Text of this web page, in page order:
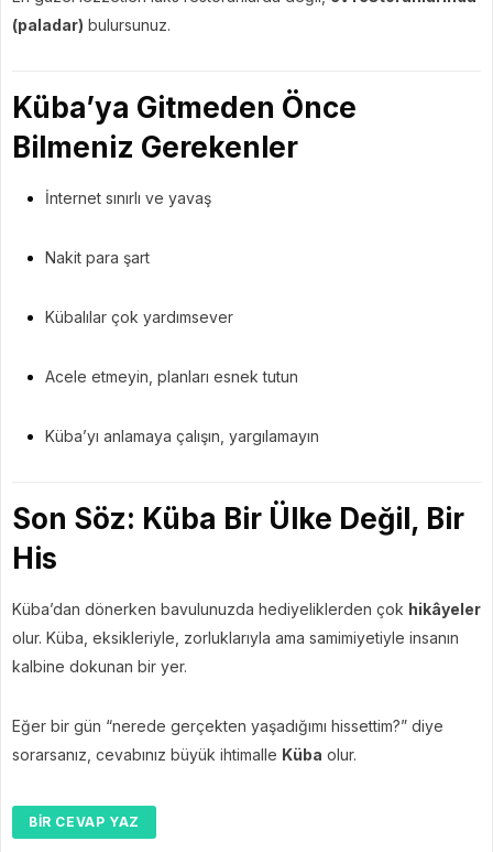
(paladar) bulursunuz.
Küba’ya Gitmeden Önce
Bilmeniz Gerekenler
İnternet sınırlı ve yavaş
Nakit para şart
Kübalılar çok yardımsever
Acele etmeyin, planları esnek tutun
Küba’yı anlamaya çalışın, yargılamayın
Son Söz: Küba Bir Ülke Değil, Bir
His
Küba’dan dönerken bavulunuzda hediyeliklerden çok hikâyeler
olur. Küba, eksikleriyle, zorluklarıyla ama samimiyetiyle insanın
kalbine dokunan bir yer.
Eğer bir gün “nerede gerçekten yaşadığımı hissettim?” diye
sorarsanız, cevabınız büyük ihtimalle Küba olur.
BIR CEVAP YAZ